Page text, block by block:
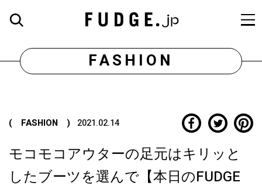
FASHION
( FASHION ) 2021.02.14
モコモコアウターの足元はキリッと
したブーツを選んで【本日のFUDGE